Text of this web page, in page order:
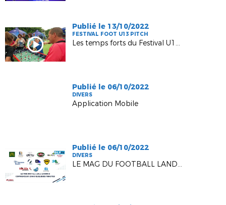
Publié le 13/10/2022
FESTIVAL FOOT U13 PITCH
Les temps forts du Festival U13 de Capbreton I FFF 2022
Publié le 06/10/2022
DIVERS
Application Mobile
Publié le 06/10/2022
DIVERS
LE MAG DU FOOTBALL LANDAIS #2 - SAISON 2